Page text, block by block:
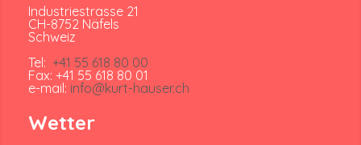
Industriestrasse 21
CH-8752 Näfels
Schweiz
Tel: +41 55 618 80 00
Fax: +41 55 618 80 01
e-mail: info@kurt-hauser.ch
Wetter